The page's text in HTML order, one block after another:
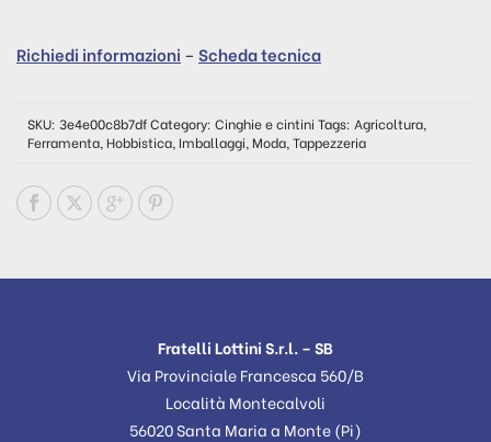
Richiedi informazioni – Scheda tecnica
SKU: 3e4e00c8b7dfCategory: Cinghie e cintini Tags: Agricoltura,
Ferramenta, Hobbistica, Imballaggi, Moda, Tappezzeria
Fratelli Lottini S.r.l. – SB
Via Provinciale Francesca 560/B
Località Montecalvoli
56020 Santa Maria a Monte (Pi)